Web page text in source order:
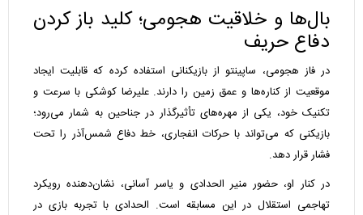
بال‌ها و خلاقیت هجومی؛ کلید باز کردن
دفاع حریف
در فاز هجومی، ساپینتو از بازیکنانی استفاده کرده که قابلیت ایجاد
موقعیت از کناره‌ها و عمق زمین را دارند. علیرضا کوشکی با سرعت و
تکنیک خود، یکی از مهره‌های تأثیرگذار در جناحین به شمار می‌رود؛
بازیکنی که می‌تواند با حرکات انفجاری، خط دفاع شمس‌آذر را تحت
فشار قرار دهد.
در کنار او، حضور منیر الحدادی و یاسر آسانی، نشان‌دهنده رویکرد
تهاجمی استقلال در این مسابقه است. الحدادی با تجربه بازی در